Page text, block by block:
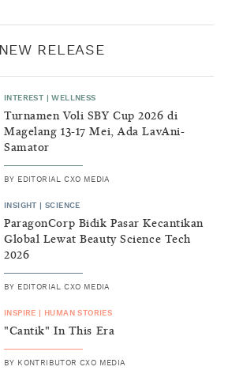
NEW RELEASE
INTEREST |WELLNESS
Turnamen Voli SBY Cup 2026 di
Magelang 13-17 Mei, Ada LavAni-
Samator
BY EDITORIAL CXO MEDIA
INSIGHT |SCIENCE
ParagonCorp Bidik Pasar Kecantikan
Global Lewat Beauty Science Tech
2026
BY EDITORIAL CXO MEDIA
INSPIRE HUMAN STORIES
"Cantik" In This Era
BY KONTRIBUTOR CXO MEDIA